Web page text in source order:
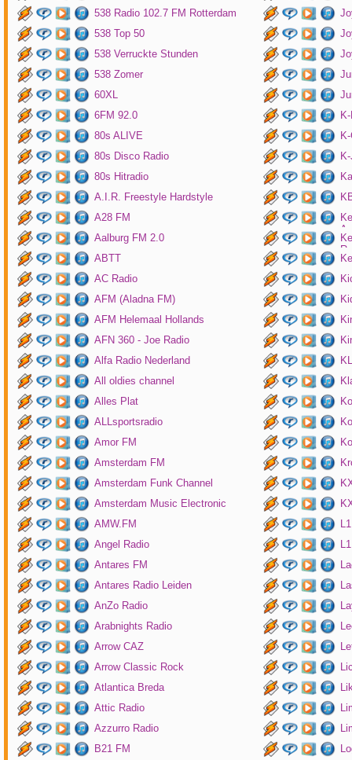
538 Radio 102.7 FM Rotterdam
538 Top 50
538 Verruckte Stunden
538 Zomer
60XL
6FM 92.0
80s ALIVE
80s Disco Radio
80s Hitradio
A.I.R. Freestyle Hardstyle
A28 FM
Aalburg FM 2.0
ABTT
AC Radio
AFM (Aladna FM)
AFM Helemaal Hollands
AFN 360 - Joe Radio
Alfa Radio Nederland
All oldies channel
Alles Plat
ALLsportsradio
Amor FM
Amsterdam FM
Amsterdam Funk Channel
Amsterdam Music Electronic
AMW.FM
Angel Radio
Antares FM
Antares Radio Leiden
AnZo Radio
Arabnights Radio
Arrow CAZ
Arrow Classic Rock
Atlantica Breda
Attic Radio
Azzurro Radio
B21 FM